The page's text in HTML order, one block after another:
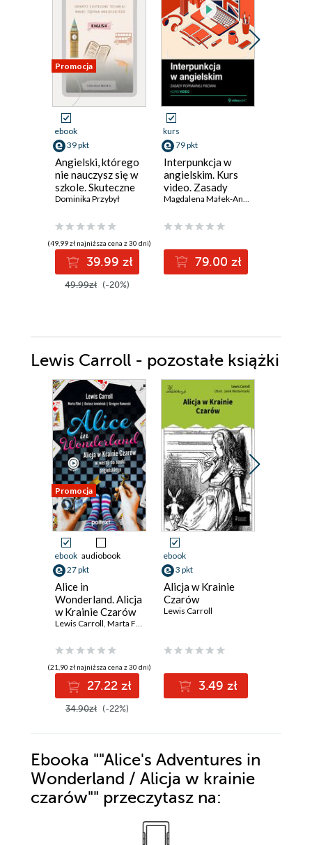
Promocja
ebook
39 pkt
Angielski, którego
nie nauczysz się w
szkole. Skuteczne
techniki nauki
angielskiego
Dominika Przybył
(49,99 zł najniższa cena z 30 dni)
39.99 zł
49.99zł (-20%)
kurs
79 pkt
Interpunkcja w
angielskim. Kurs
video. Zasady
poprawnej pisowni
Magdalena Małek-Andrzejowska
79.00 zł
Lewis Carroll - pozostałe książki
Promocja
ebook audiobook
27 pkt
Alice in
Wonderland. Alicja
w Krainie Czarów
w wersji do nauki
Lewis Carroll Marta Fihel
(21,90 zł najniższa cena z 30 dni)
27.22 zł
34.90zł (-22%)
ebook
3 pkt
Alicja w Krainie
Czarów
Lewis Carroll
3.49 zł
Ebooka ""Alice's Adventures in
Wonderland / Alicja w krainie
czarów"" przeczytasz na: